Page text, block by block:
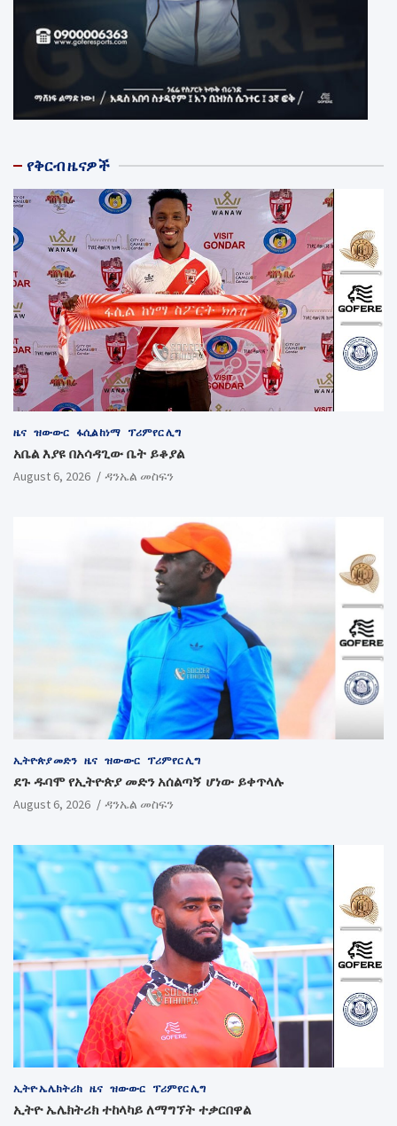
የቅርብ ዜናዎች
ዜና ዝውውር ፋሲል ከነማ ፕሪምየር ሊግ
አቤል እያዩ በአሳዳጊው ቤት ይቆያል
August 6, 2026 ዳንኤል መስፍን
ኢትዮጵያ መድን ዜና ዝውውር ፕሪምየር ሊግ
ደጉ ዱባሞ የኢትዮጵያ መድን አሰልጣኝ ሆነው ይቀጥላሉ
August 6, 2026 ዳንኤል መስፍን
ኢትዮ ኤሌክትሪክ ዜና ዝውውር ፕሪምየር ሊግ
ኢትዮ ኤሌክትሪክ ተከላካይ ለማግኘት ተቃርበዋል